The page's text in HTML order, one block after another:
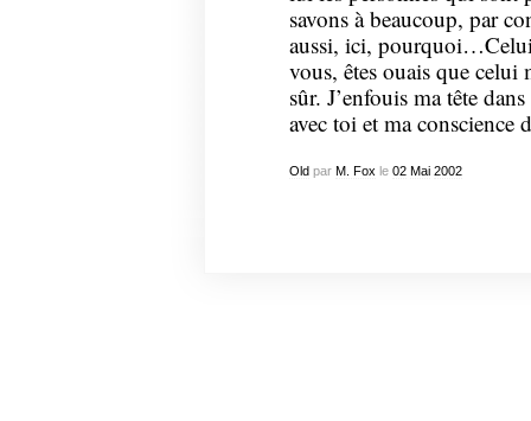
savons à beaucoup, par
aussi, ici,
vous, êtes ouais que
sûr. J’enfouis ma tête
avec toi et ma conscience
Oldpar M. Fox le 02 Mai 2002